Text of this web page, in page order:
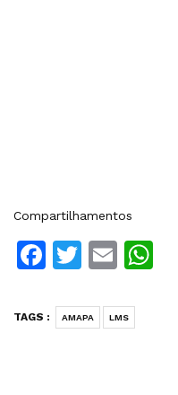
Compartilhamentos
Facebook
Twitter
Email
TAGS : AMAPA LMS